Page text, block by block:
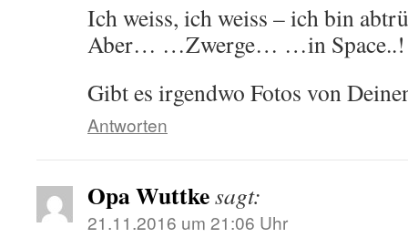
Ich weiss, ich weiss – ich bin
Aber… …Zwerge… …in Space..!
Gibt es irgendwo Fotos von
Antworten
Opa Wuttkesagt:
21.11.2016 um 21:06 Uhr